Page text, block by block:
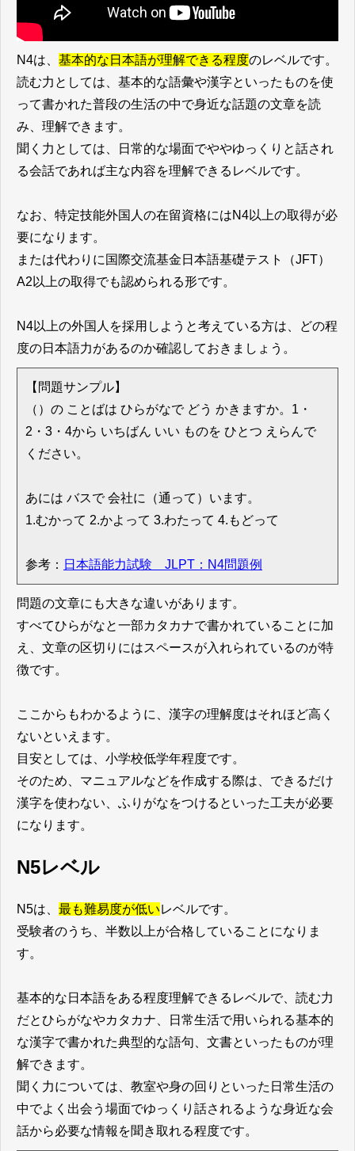
N4は、 基本的な日本語が理解できる程度のレベルです。
読む力としては、基本的な語彙や漢字といったものを使
って書かれた普段の生活の中で身近な話題の文章を読
み、理解できます。
聞く力としては、日常的な場面でややゆっくりと話され
る会話であれば主な内容を理解できるレベルです。
なお、特定技能外国人の在留資格にはN4以上の取得が必
要になります。
または代わりに国際交流基金日本語基礎テスト（JFT）
A2以上の取得でも認められる形です。
N4以上の外国人を採用しようと考えている方は、どの程
度の日本語力があるのか確認しておきましょう。
【問題サンプル】
（）の ことばは ひらがなで どう かきますか。1・
2・3・4から いちばん いい ものを ひとつ えらんで
ください。
あには バスで 会社に（通って）います。
1.むかって 2.かよって 3.わたって 4.もどって
参考： 日本語能力試験 JLPT：N4問題例
問題の文章にも大きな違いがあります。
すべてひらがなと一部カタカナで書かれていることに加
え、文章の区切りにはスペースが入れられているのが特
徴です。
ここからもわかるように、漢字の理解度はそれほど高く
ないといえます。
目安としては、小学校低学年程度です。
そのため、マニュアルなどを作成する際は、できるだけ
漢字を使わない、ふりがなをつけるといった工夫が必要
になります。
N5レベル
N5は、 最も難易度が低いレベルです。
受験者のうち、半数以上が合格していることになりま
す。
基本的な日本語をある程度理解できるレベルで、読む力
だとひらがなやカタカナ、日常生活で用いられる基本的
な漢字で書かれた典型的な語句、文書といったものが理
解できます。
聞く力については、教室や身の回りといった日常生活の
中でよく出会う場面でゆっくり話されるような身近な会
話から必要な情報を聞き取れる程度です。